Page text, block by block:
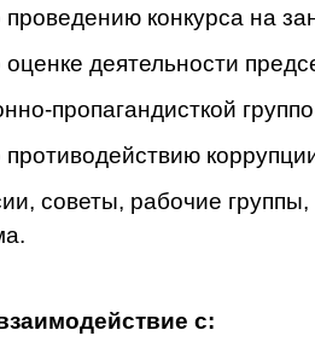
конкурса на
деятельности
пропагандисткой
советы, рабочие
с: